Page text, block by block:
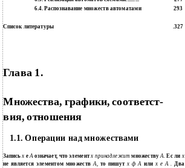
6.4. Распознавание множеств автоматами 293
Список литературы .327
Глава 1.
Множества, графики, соответст­
вия, отношения
1.1. Операции над множествами
Записьх еАозначает, что элементх принадлежитмножествуА.Ес­ ли х
не является элементом множествА, то пишут х ф А или х е А .Два